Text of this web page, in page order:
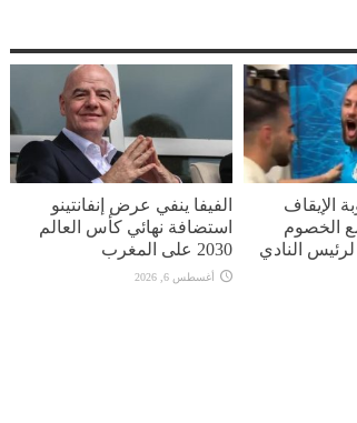
الإيقاف
الخصوم
النادي
الفيفا ينفي عرض إنفانتينو
استضافة نهائي كأس العالم
2030 على المغرب
أغسطس 6, 2026